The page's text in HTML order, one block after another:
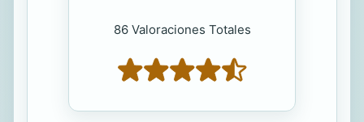
86 Valoraciones Totales